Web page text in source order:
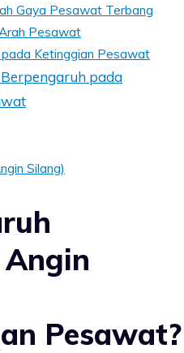
Gaya Pesawat Terbang
Pesawat
pada Ketinggian Pesawat
pada
Silang)
Pesawat?